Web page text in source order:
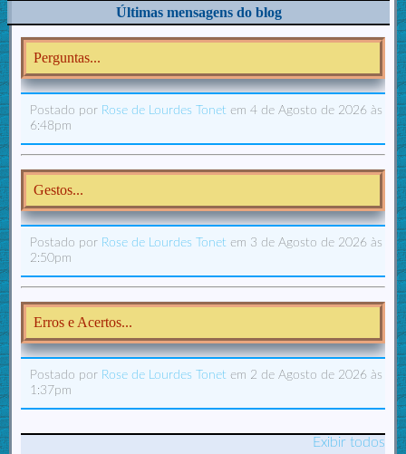
Últimas mensagens do blog
Perguntas...
Postado por Rose de Lourdes Tonet em 4 de Agosto de 2026 às
6:48pm
Gestos...
Postado por Rose de Lourdes Tonet em 3 de Agosto de 2026 às
2:50pm
Erros e Acertos...
Postado por Rose de Lourdes Tonet em 2 de Agosto de 2026 às
1:37pm
Exibir todos